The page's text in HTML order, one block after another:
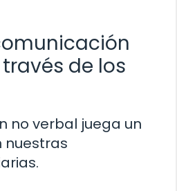
de los
no verbal juega un
nuestras